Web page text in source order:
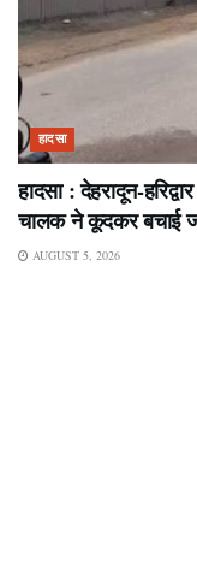
हादसा
हादसा : देहरादून-
चालक ने कूदकर बचाई
AUGUST 5, 2026